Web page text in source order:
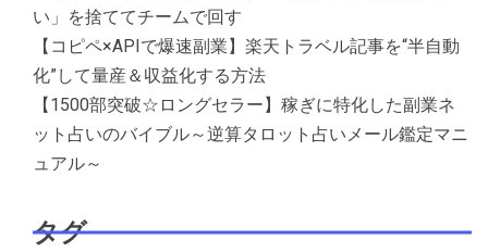
い」を捨ててチームで回す
【コピペ×APIで爆速副業】楽天トラベル記事を“半自動
化”して量産＆収益化する方法
【1500部突破☆ロングセラー】稼ぎに特化した副業ネ
ット占いのバイブル～逆算タロット占いメール鑑定マニ
ュアル～
タグ